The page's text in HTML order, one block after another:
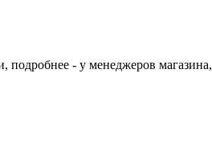
подробнее - у менеджеров магазина,